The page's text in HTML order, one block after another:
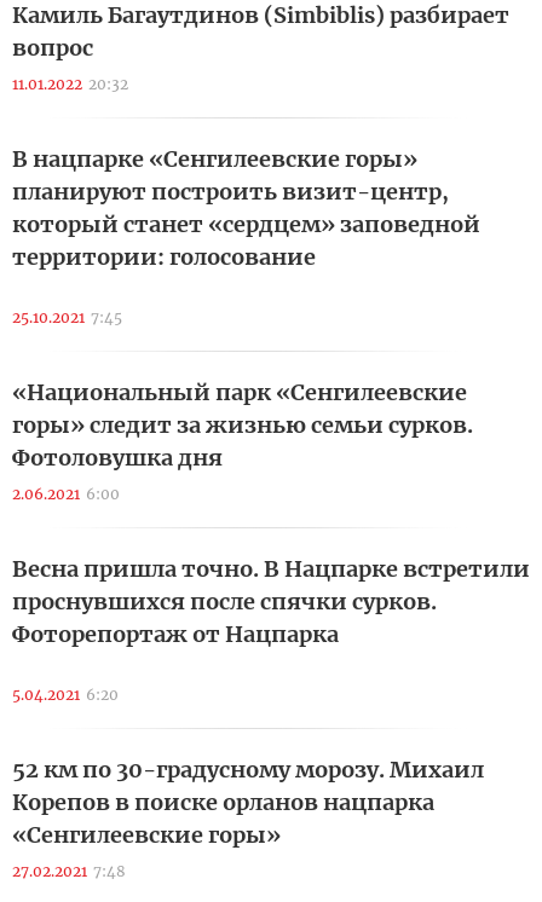
Камиль Багаутдинов (Simbiblis) разбирает
вопрос
11.01.2022 20:32
В нацпарке «Сенгилеевские горы»
планируют построить визит-центр,
который станет «сердцем» заповедной
территории: голосование
25.10.2021 7:45
«Национальный парк «Сенгилеевские
горы» следит за жизнью семьи сурков.
Фотоловушка дня
2.06.2021 6:00
Весна пришла точно. В Нацпарке встретили
проснувшихся после спячки сурков.
Фоторепортаж от Нацпарка
5.04.2021 6:20
52 км по 30-градусному морозу. Михаил
Корепов в поиске орланов нацпарка
«Сенгилеевские горы»
27.02.2021 7:48